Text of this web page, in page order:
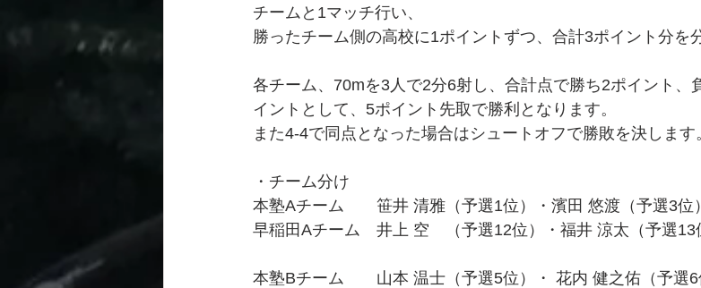
チームと1マッチ行い、
勝ったチーム側の高校に1ポイントずつ、合計3ポイント分を
各チーム、70mを3人で2分6射し、合計点で勝ち2ポイント、
イントとして、5ポイント先取で勝利となります。
また4-4で同点となった場合はシュートオフで勝敗を決します
・チーム分け
本塾Aチーム　　笹井 清雅（予選1位）・濱田 悠渡（予選3位
早稲田Aチーム　井上 空　（予選12位）・福井 涼太（予選13
本塾Bチーム　　山本 温士（予選5位）・ 花内 健之佑（予選6